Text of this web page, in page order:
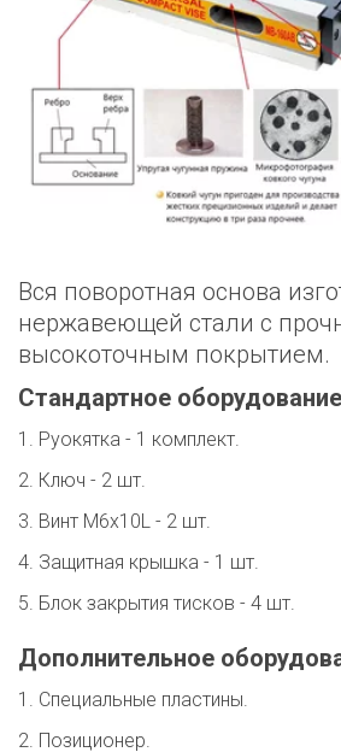
Вся поворотная основа
нержавеющей стали с
высокоточным покрытием.
Стандартное оборудование
1. Руокятка - 1 комплект.
2. Ключ - 2 шт.
3. Винт M6x10L - 2 шт.
4. Защитная крышка - 1 шт.
5. Блок закрытия тисков - 4 шт.
Дополнительное
1. Специальные пластины.
2. Позиционер.